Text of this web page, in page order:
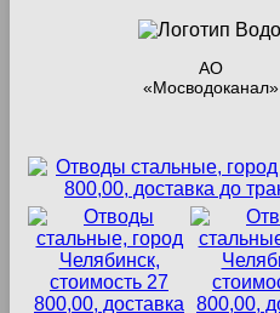
АО
«Мосводоканал»